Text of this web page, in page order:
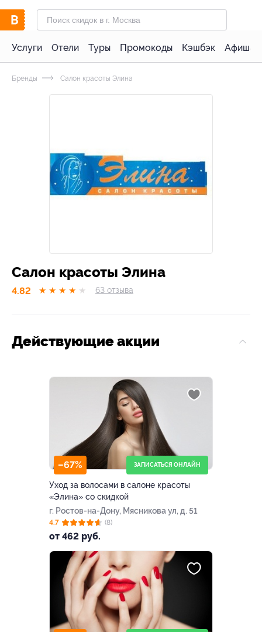
Услуги Отели Туры Промокоды Кэшбэк Афиша
Бренды Салон красоты Элина
Салон красоты Элина
4.82 ★ ★ ★ ★ ★ 63 отзывa
Действующие акции
–67% ЗАПИСАТЬСЯ ОНЛАЙН
Уход за волосами в салоне красоты
«Элина» со скидкой
г. Ростов-на-Дону, Мясникова ул, д. 51
от 462 руб.
4.7 (8)